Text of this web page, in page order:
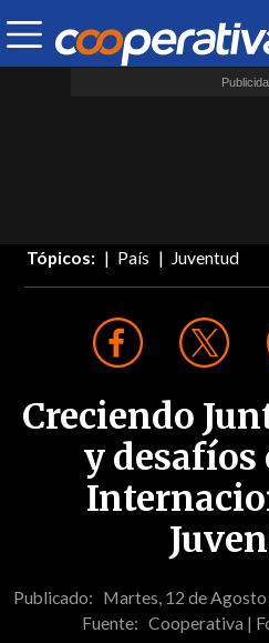
Tópicos: País Juventud
Creciendo
y desafíos
Publicado: Martes, 12 de Agosto
Fuente: Cooperativa |